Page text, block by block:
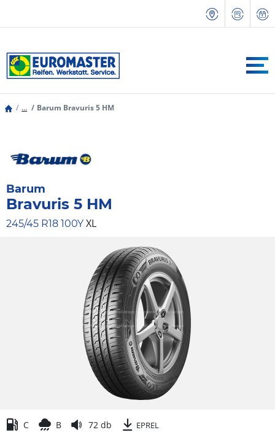
... Barum Bravuris 5 HM
Barum
Bravuris 5 HM
245/45 R18 100Y XL
C B 72 db EPREL